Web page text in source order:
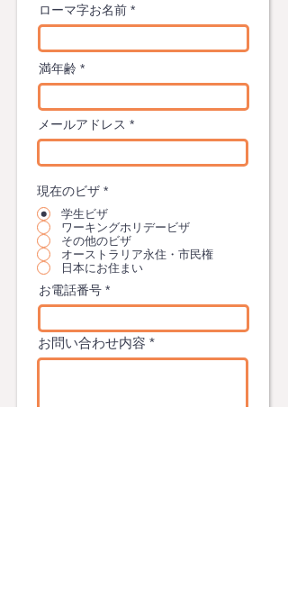
ローマ字お名前
満年齢
メールアドレス
現在のビザ *
学生ビザ
ワーキングホリデービザ
その他のビザ
オーストラリア永住・市民権
日本にお住まい
お電話番号
お問い合わせ内容